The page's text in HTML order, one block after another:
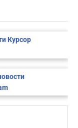
Курсор